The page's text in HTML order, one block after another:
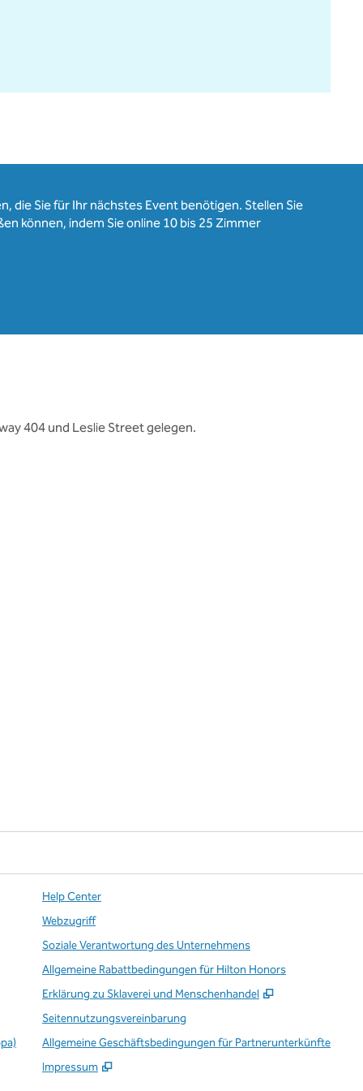
die Sie für Ihr nächstes Event benötigen. Stellen Sie
können, indem Sie online 10 bis 25 Zimmer
404 und Leslie Street gelegen.
Help Center
Webzugriff
Soziale Verantwortung des Unternehmens
Allgemeine Rabattbedingungen für Hilton Honors
Erklärung zu Sklaverei und Menschenhandel
,
Seitennutzungsvereinbarung
Allgemeine Geschäftsbedingungen für Partnerunterkünfte
Impressum